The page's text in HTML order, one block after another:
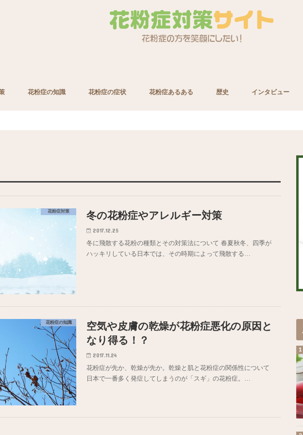
花粉症の知識 花粉症の症状 花粉症あるある 歴史 インタビュー
花粉症対策 冬の花粉症やアレルギー対策
2017.12.25
冬に飛散する花粉の種類とその対策法について 春夏秋冬、四季が
ハッキリしている日本では、その時期によって飛散する…
花粉症の知識
空気や皮膚の乾燥が花粉症悪化の原因と
なり得る！？
2017.11.24
花粉症が先か、乾燥が先か。乾燥と肌と花粉症の関係性について
日本で一番多く発症してしまうのが「スギ」の花粉症。…